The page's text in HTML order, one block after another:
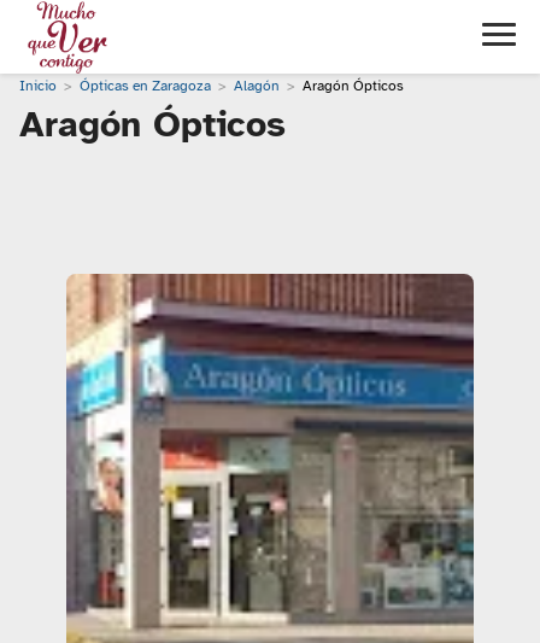
Inicio Ópticas en Zaragoza Alagón Aragón Ópticos
Aragón Ópticos